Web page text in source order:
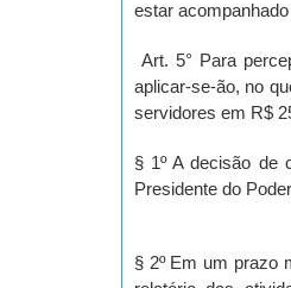
estar
Art. 5° Para
aplicar-se-ão, no
servidores em R$
§ 1º A decisão de
Presidente do
§ 2º Em um prazo